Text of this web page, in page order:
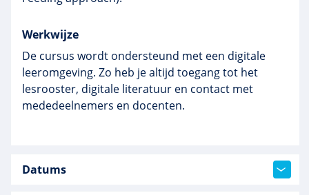
Werkwijze
De cursus wordt ondersteund met een digitale
leeromgeving. Zo heb je altijd toegang tot het
lesrooster, digitale literatuur en contact met
mededeelnemers en docenten.
Datums